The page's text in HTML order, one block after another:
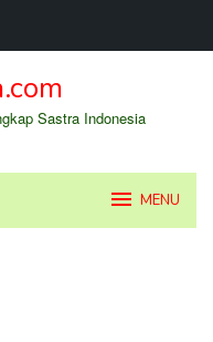
Sastra Indonesia
MENU